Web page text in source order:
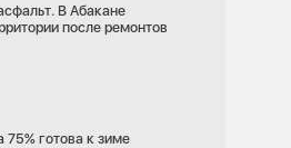
В Абакане
после ремонтов
готова к зиме